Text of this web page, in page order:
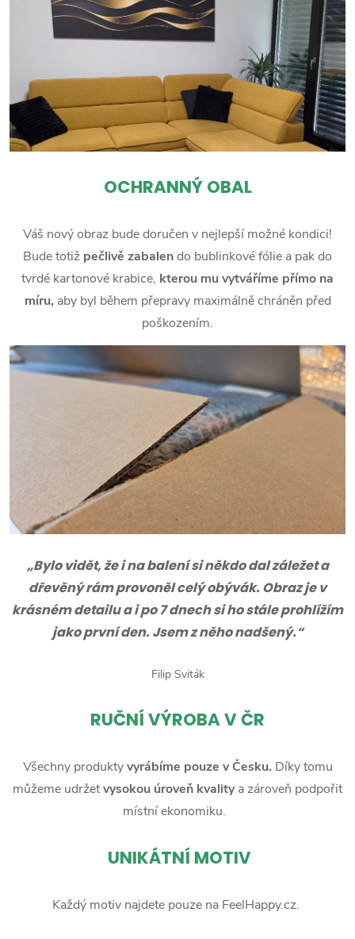
OCHRANNÝ OBAL
Váš nový obraz bude doručen v nejlepší možné kondici!
Bude totiž pečlivě zabalendo bublinkové fólie a pak do
tvrdé kartonové krabice, kterou mu vytváříme přímo na
míru, aby byl během přepravy maximálně chráněn před
poškozením.
„Bylo vidět, že i na balení si někdo dal záležet a
dřevěný rám provoněl celý obývák. Obraz je v
krásném detailu a i po 7 dnech si ho stále prohlížím
jako první den. Jsem z něho nadšený.“
Filip Sviták
RUČNÍ VÝROBA V ČR
Všechny produktyvyrábíme pouze v Česku. Díky tomu
můžeme udržetvysokou úroveň kvalitya zároveň podpořit
místní ekonomiku.
UNIKÁTNÍ MOTIV
Každý motiv najdete pouze na FeelHappy.cz.